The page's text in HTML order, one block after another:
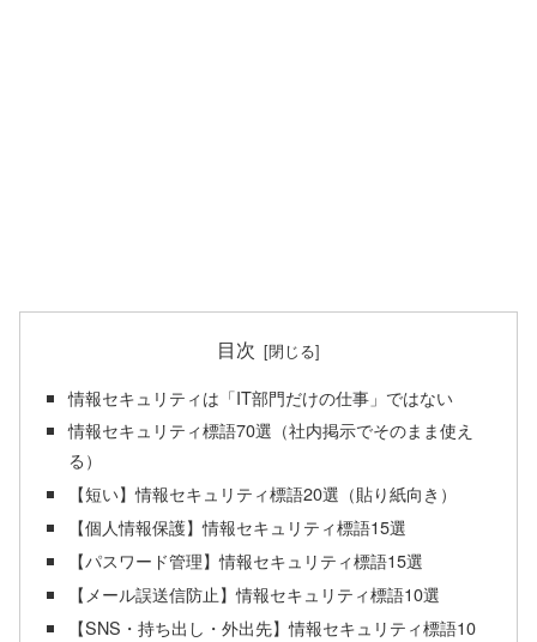
目次
情報セキュリティは「IT部門だけの仕事」ではない
情報セキュリティ標語70選（社内掲示でそのまま使え
る）
【短い】情報セキュリティ標語20選（貼り紙向き）
【個人情報保護】情報セキュリティ標語15選
【パスワード管理】情報セキュリティ標語15選
【メール誤送信防止】情報セキュリティ標語10選
【SNS・持ち出し・外出先】情報セキュリティ標語10